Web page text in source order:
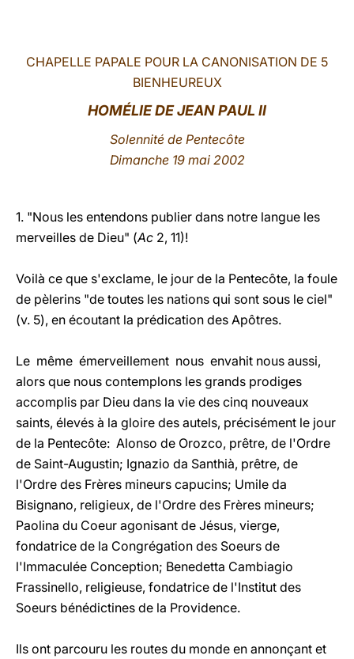
CHAPELLE PAPALE POUR LA CANONISATION DE 5
BIENHEUREUX
HOMÉLIE DE JEAN PAUL II
Solennité de Pentecôte
Dimanche 19 mai 2002
1. "Nous les entendons publier dans notre langue les
merveilles de Dieu" (Ac 2, 11)!
Voilà ce que s'exclame, le jour de la Pentecôte, la foule
de pèlerins "de toutes les nations qui sont sous le ciel"
(v. 5), en écoutant la prédication des Apôtres.
Le même émerveillement nous envahit nous aussi,
alors que nous contemplons les grands prodiges
accomplis par Dieu dans la vie des cinq nouveaux
saints, élevés à la gloire des autels, précisément le jour
de la Pentecôte: Alonso de Orozco, prêtre, de l'Ordre
de Saint-Augustin; Ignazio da Santhià, prêtre, de
l'Ordre des Frères mineurs capucins; Umile da
Bisignano, religieux, de l'Ordre des Frères mineurs;
Paolina du Coeur agonisant de Jésus, vierge,
fondatrice de la Congrégation des Soeurs de
l'Immaculée Conception; Benedetta Cambiagio
Frassinello, religieuse, fondatrice de l'Institut des
Soeurs bénédictines de la Providence.
Ils ont parcouru les routes du monde en annonçant et